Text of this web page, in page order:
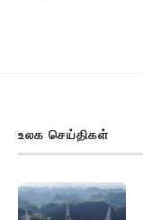
உலக செய்திகள்